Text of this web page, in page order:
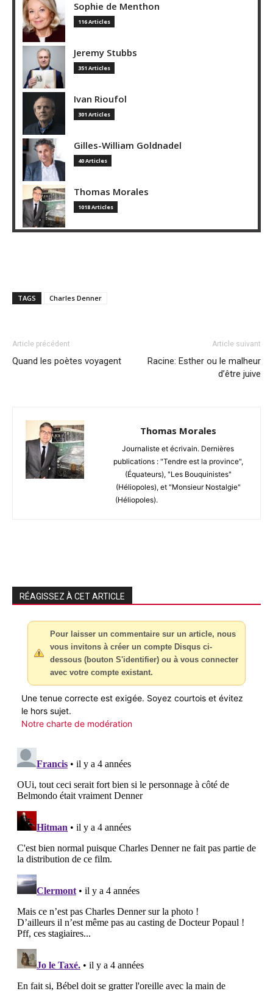
Sophie de Menthon
116 Articles
Jeremy Stubbs
351 Articles
Ivan Rioufol
301 Articles
Gilles-William Goldnadel
40 Articles
Thomas Morales
1018 Articles
TAGS Charles Denner
Article précédent
Quand les poètes voyagent
Article suivant
Racine: Esther ou le malheur
d’être juive
Thomas Morales
Journaliste et écrivain. Dernières
publications : "Tendre est la province",
(Équateurs), "Les Bouquinistes"
(Héliopoles), et "Monsieur Nostalgie"
(Héliopoles).
RÉAGISSEZ À CET ARTICLE
Pour laisser un commentaire sur un article, nous
vous invitons à créer un compte Disqus ci-
dessous (bouton S'identifier) ou à vous connecter
avec votre compte existant.
Une tenue correcte est exigée. Soyez courtois et évitez
le hors sujet.
Notre charte de modération